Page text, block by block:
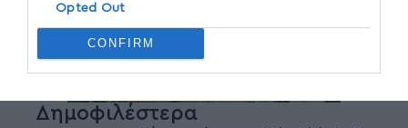
Opted Out
CONFIRM
Δημοφιλέστερα